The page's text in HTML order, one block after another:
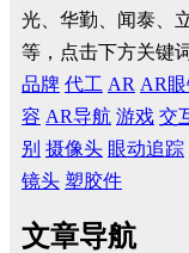
光、华勤、闻泰、
等，点击下方关键
品牌 代工 AR AR
容 AR导航 游戏 交
别 摄像头 眼动追踪
镜头 塑胶件
文章导航